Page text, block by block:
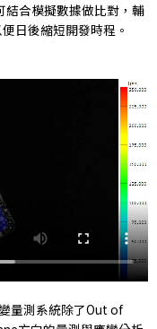
結合模擬數據做比對，輔
日後縮短開發時程。
量測系統除了Out of